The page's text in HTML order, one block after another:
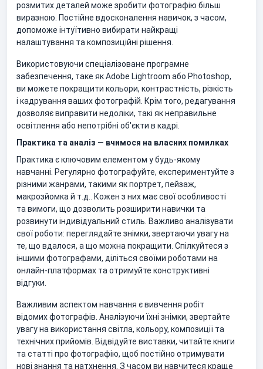
розмитих деталей може зробити фотографію більш
виразною. Постійне вдосконалення навичок, з часом,
допоможе інтуїтивно вибирати найкращі
налаштування та композиційні рішення.
Використовуючи спеціалізоване програмне
забезпечення, таке як Adobe Lightroom або Photoshop,
ви можете покращити кольори, контрастність, різкість
і кадрування ваших фотографій. Крім того, редагування
дозволяє виправити недоліки, такі як неправильне
освітлення або непотрібні об'єкти в кадрі.
Практика та аналіз — вчимося на власних помилках
Практика є ключовим елементом у будь-якому
навчанні. Регулярно фотографуйте, експериментуйте з
різними жанрами, такими як портрет, пейзаж,
макрозйомка й т.д.. Кожен з них має свої особливості
та вимоги, що дозволить розширити навички та
розвинути індивідуальний стиль. Важливо аналізувати
свої роботи: переглядайте знімки, звертаючи увагу на
те, що вдалося, а що можна покращити. Спілкуйтеся з
іншими фотографами, діліться своїми роботами на
онлайн-платформах та отримуйте конструктивні
відгуки.
Важливим аспектом навчання є вивчення робіт
відомих фотографів. Аналізуючи їхні знімки, звертайте
увагу на використання світла, кольору, композиції та
технічних прийомів. Відвідуйте виставки, читайте книги
та статті про фотографію, щоб постійно отримувати
нові знання та натхнення. З часом ви навчитеся краще